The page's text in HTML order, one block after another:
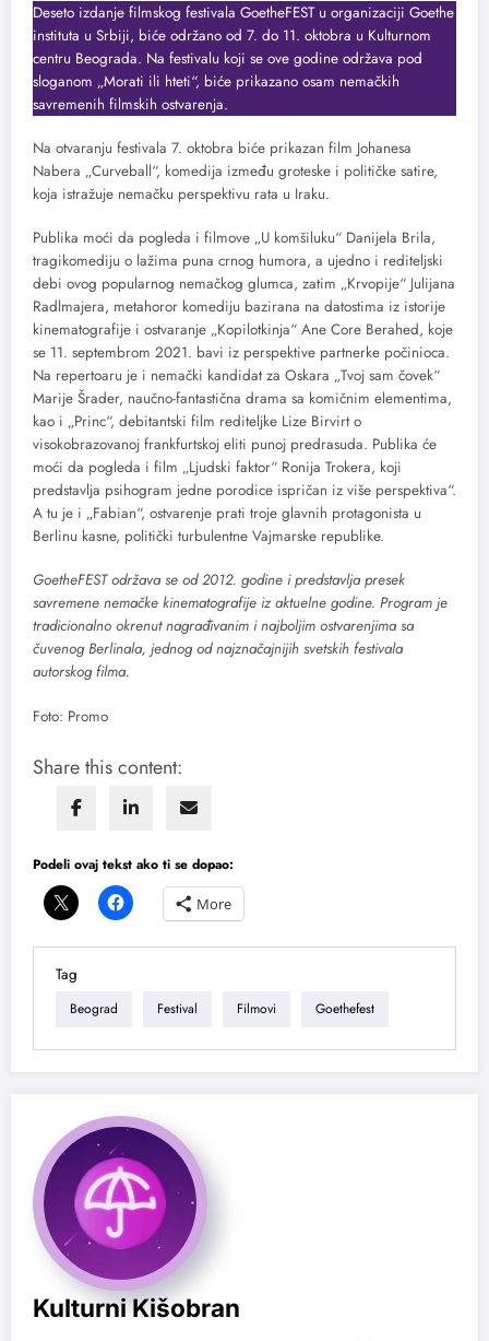
Deseto izdanje filmskog festivala GoetheFEST u organizaciji Goethe
instituta u Srbiji, biće održano od 7. do 11. oktobra u Kulturnom
centru Beograda. Na festivalu koji se ove godine održava pod
sloganom „Morati ili hteti“, biće prikazano osam nemačkih
savremenih filmskih ostvarenja.
Na otvaranju festivala 7. oktobra biće prikazan film Johanesa
Nabera „Curveball“, komedija između groteske i političke satire,
koja istražuje nemačku perspektivu rata u Iraku.
Publika moći da pogleda i filmove „U komšiluku“ Danijela Brila,
tragikomediju o lažima puna crnog humora, a ujedno i rediteljski
debi ovog popularnog nemačkog glumca, zatim „Krvopije“ Julijana
Radlmajera, metahoror komediju bazirana na datostima iz istorije
kinematografije i ostvaranje „Kopilotkinja“ Ane Core Berahed, koje
se 11. septembrom 2021. bavi iz perspektive partnerke počinioca.
Na repertoaru je i nemački kandidat za Oskara „Tvoj sam čovek“
Marije Šrader, naučno-fantastična drama sa komičnim elementima,
kao i „Princ“, debitantski film rediteljke Lize Birvirt o
visokobrazovanoj frankfurtskoj eliti punoj predrasuda. Publika će
moći da pogleda i film „Ljudski faktor“ Ronija Trokera, koji
predstavlja psihogram jedne porodice ispričan iz više perspektiva“.
A tu je i „Fabian“, ostvarenje prati troje glavnih protagonista u
Berlinu kasne, politički turbulentne Vajmarske republike.
GoetheFEST održava se od 2012. godine i predstavlja presek
savremene nemačke kinematografije iz aktuelne godine. Program je
tradicionalno okrenut nagrađivanim i najboljim ostvarenjima sa
čuvenog Berlinala, jednog od najznačajnijih svetskih festivala
autorskog filma.
Foto: Promo
Share this content:
Podeli ovaj tekst ako ti se dopao:
More
Tag
Beograd Festival Filmovi Goethefest
Kulturni Kišobran